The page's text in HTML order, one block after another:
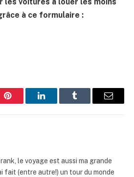
à ce formulaire :
Pinterest LinkedInTumblr Email
le voyage est aussi ma grande
fait (entre autre!) un tour du monde